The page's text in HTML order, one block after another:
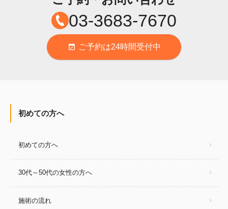
03-3683-7670
event_available ご予約は24時間受付中
初めての方へ
初めての方へ
30代～50代の女性の方へ
施術の流れ